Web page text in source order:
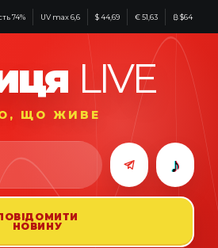
74% UV max 6,6 $ 44,69 € 51,63 ₿ $64 576
LIVE
ЩО ЖИВЕ
♪
НОВИНУ